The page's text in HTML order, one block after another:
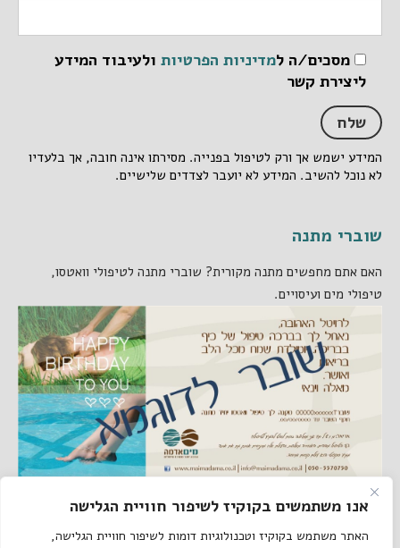
אנו משתמשים בקוקיז לשיפור חוויית הגלישה
האתר משתמש בקוקיז וטכנולוגיות דומות לשיפור חוויית הגלישה,
מסכים/ה למדיניות הפרטיות ולעיבוד המידע
ליצירת קשר
המידע ישמש אך ורק לטיפול בפנייה. מסירתו אינה חובה, אך בלעדיו
לא נוכל להשיב. המידע לא יועבר לצדדים שלישיים.
שוברי מתנה
האם אתם מחפשים מתנה מקורית? שוברי מתנה לטיפולי וואטסו,
טיפולי מים ועיסויים.